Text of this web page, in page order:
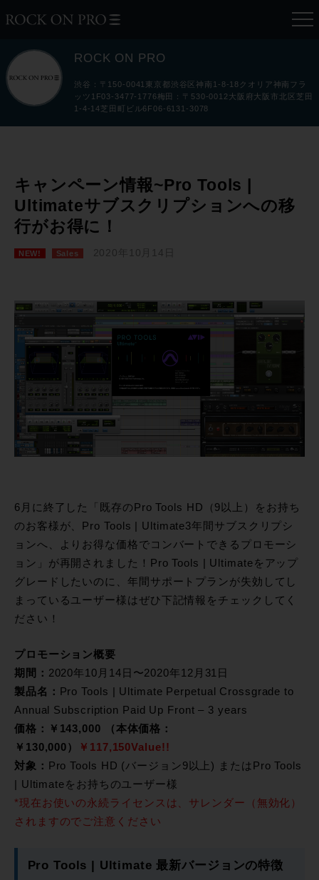
ROCK ON PRO
渋谷：〒150-0041東京都渋谷区神南1-8-18クオリア神南フラ
ッツ1F03-3477-1776梅田：〒530-0012大阪府大阪市北区芝田
1-4-14芝田町ビル6F06-6131-3078
キャンペーン情報~Pro Tools |
Ultimateサブスクリプションへの移
行がお得に！
NEW! Sales 2020年10月14日
6月に終了した「既存のPro Tools HD（9以上）をお持ち
のお客様が、Pro Tools | Ultimate3年間サブスクリプシ
ョンへ、よりお得な価格でコンバートできるプロモーシ
ョン」が再開されました！Pro Tools | Ultimateをアップ
グレードしたいのに、年間サポートプランが失効してし
まっているユーザー様はぜひ下記情報をチェックしてく
ださい！
プロモーション概要
期間： 2020年10月14日〜2020年12月31日
製品名：
Pro Tools | Ultimate Perpetual Crossgrade to
Annual Subscription Paid Up Front – 3 years
価格：￥143,000 （本体価格：
￥130,000）
￥117,150Value!!
対象：
Pro Tools HD (バージョン9以上) またはPro Tools
| Ultimateをお持ちのユーザー様
*現在お使いの永続ライセンスは、サレンダー（無効化）
されますのでご注意ください
Pro Tools | Ultimate 最新バージョンの特徴